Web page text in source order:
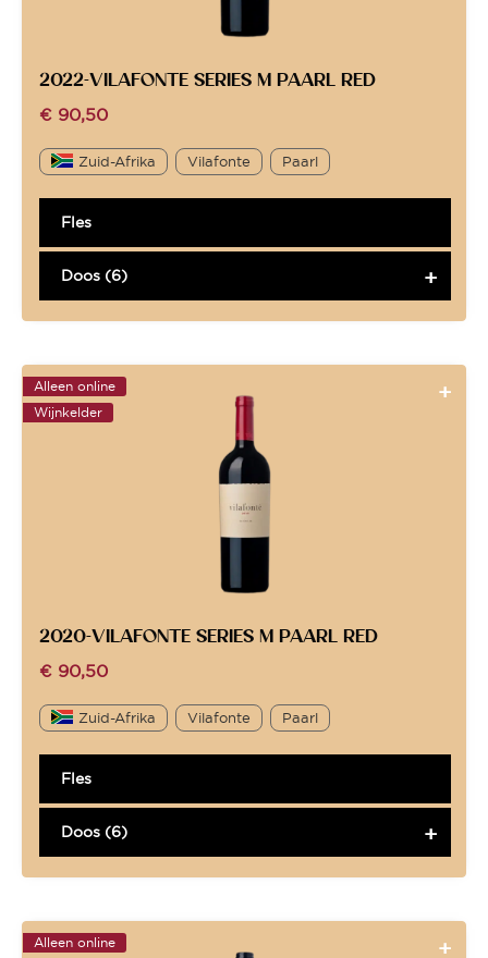
2022-VILAFONTE SERIES M PAARL RED
€ 90,50
Zuid-Afrika Vilafonte Paarl
Fles
Doos (6)
Alleen online
Wijnkelder
2020-VILAFONTE SERIES M PAARL RED
€ 90,50
Zuid-Afrika Vilafonte Paarl
Fles
Doos (6)
Alleen online